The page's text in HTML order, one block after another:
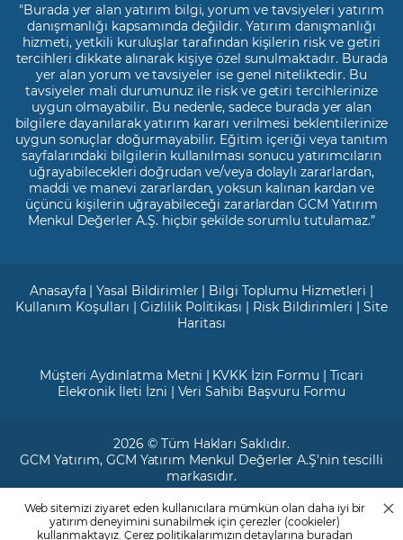
"Burada yer alan yatırım bilgi, yorum ve tavsiyeleri yatırım
danışmanlığı kapsamında değildir. Yatırım danışmanlığı
hizmeti, yetkili kuruluşlar tarafından kişilerin risk ve getiri
tercihleri dikkate alınarak kişiye özel sunulmaktadır. Burada
yer alan yorum ve tavsiyeler ise genel niteliktedir. Bu
tavsiyeler mali durumunuz ile risk ve getiri tercihlerinize
uygun olmayabilir. Bu nedenle, sadece burada yer alan
bilgilere dayanılarak yatırım kararı verilmesi beklentilerinize
uygun sonuçlar doğurmayabilir. Eğitim içeriği veya tanıtım
sayfalarındaki bilgilerin kullanılması sonucu yatırımcıların
uğrayabilecekleri doğrudan ve/veya dolaylı zararlardan,
maddi ve manevi zararlardan, yoksun kalınan kardan ve
üçüncü kişilerin uğrayabileceği zararlardan GCM Yatırım
Menkul Değerler A.Ş. hiçbir şekilde sorumlu tutulamaz.”
Anasayfa |Yasal Bildirimler | Bilgi Toplumu Hizmetleri |
Kullanım Koşulları |Gizlilik Politikası | Risk Bildirimleri |Site
Haritası
Müşteri Aydınlatma Metni | KVKK İzin Formu | Ticari
Elekronik İleti İzni | Veri Sahibi Başvuru Formu
2026 © Tüm Hakları Saklıdır.
GCM Yatırım, GCM Yatırım Menkul Değerler A.Ş'nin tescilli
markasıdır.
Ticari Sicil No: 799649
Maslak V.D. : 3890707820
Web sitemizi ziyaret eden kullanıcılara mümkün olan daha iyi bir
yatırım deneyimini sunabilmek için çerezler (cookieler)
kullanmaktayız. Çerez politikalarımızın detaylarına buradan